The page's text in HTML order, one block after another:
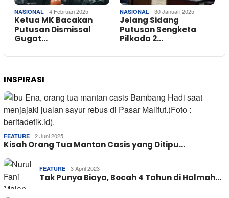
NASIONAL 4 Februari 2025
Ketua MK Bacakan
Putusan Dismissal
Gugat…
NASIONAL 30 Januari 2025
Jelang Sidang
Putusan Sengketa
Pilkada 2…
INSPIRASI
FEATURE 2 Juni 2025
Kisah Orang Tua Mantan Casis yang Ditipu…
FEATURE 3 April 2023
Tak Punya Biaya, Bocah 4 Tahun di Halmah…